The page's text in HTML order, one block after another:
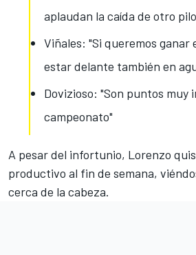
aplaudan la caída de otro
Viñales: "Si queremos ganar
estar delante también en
Dovizioso: "Son puntos muy
campeonato"
A pesar del infortunio, Lorenzo
productivo al fin de semana,
cerca de la cabeza.